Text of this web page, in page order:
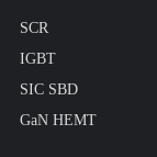
SCR
IGBT
SIC SBD
GaN HEMT